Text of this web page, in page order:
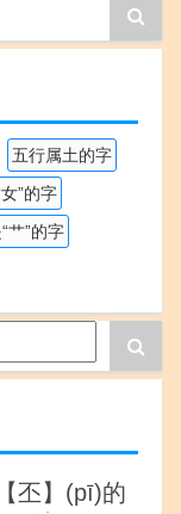
五行属土的字
”的字
艹”的字
【丕】(pī)的